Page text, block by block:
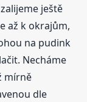
ještě
až k okrajům,
na pudink
Necháme
mírně
dle